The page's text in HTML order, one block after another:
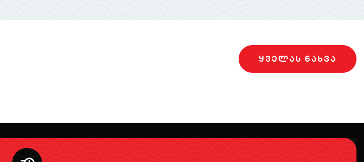
ᲧᲕᲔᲚᲐᲡ ᲜᲐᲮᲕᲐ